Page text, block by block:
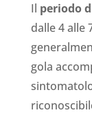
Il periodo
dalle 4 alle
gola